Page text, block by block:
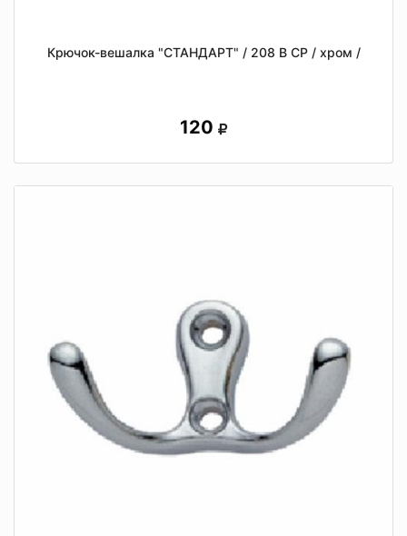
Крючок-вешалка "СТАНДАРТ" / 208 В СР / хром /
120